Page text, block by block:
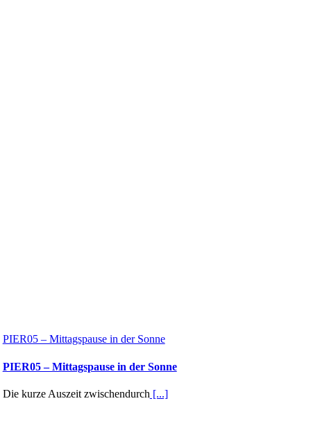
PIER05 – Mittagspause in der Sonne
PIER05 – Mittagspause in der Sonne
Die kurze Auszeit zwischendurch [...]